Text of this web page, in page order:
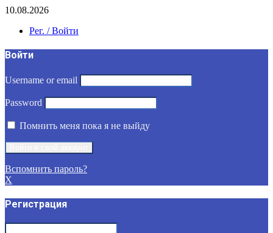
10.08.2026
Рег. / Войти
Войти
Username or email
Password
Помнить меня пока я не выйду
Вспомнить пароль?
X
Регистрация